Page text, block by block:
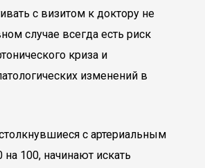
с визитом к доктору не
случае всегда есть риск
криза и
изменений в
с артериальным
100, начинают искать